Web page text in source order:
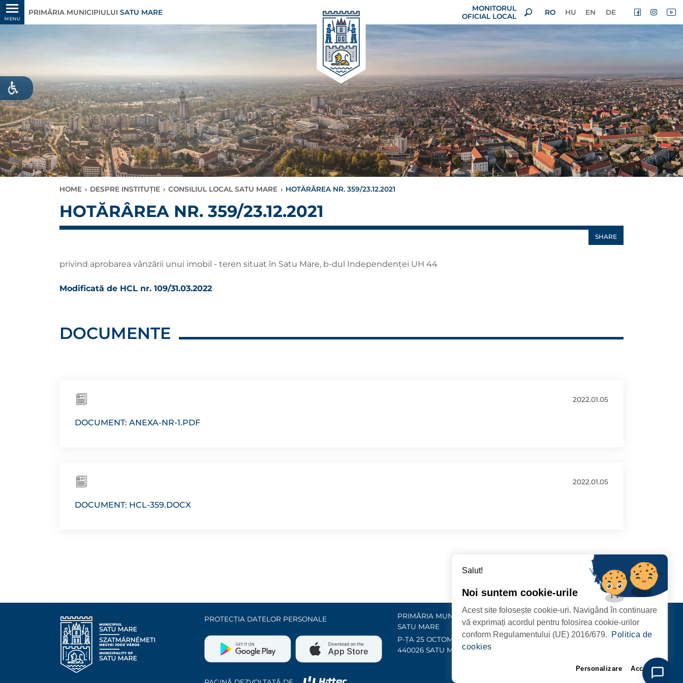
MENU
PRIMĂRIA MUNICIPIULUI SATU MARE
MONITORUL
OFICIAL LOCAL
RO HU EN DE
HOME › DESPRE INSTITUȚIE › CONSILIUL LOCAL SATU MARE › HOTĂRÂREA NR. 359/23.12.2021
HOTĂRÂREA NR. 359/23.12.2021
SHARE
privind aprobarea vânzării unui imobil - teren situat în Satu Mare, b-dul Independenței UH 44
Modificată de HCL nr. 109/31.03.2022
DOCUMENTE
2022.01.05
DOCUMENT: ANEXA-NR-1.PDF
2022.01.05
DOCUMENT: HCL-359.DOCX
PROTECȚIA DATELOR PERSONALE
PRIMĂRIA MUNICIPIULUI
SATU MARE
P-ȚA 25 OCTOMBRIE, NR. 1 CORP M,
440026 SATU MARE
Contact
URMĂRIȚI-NE
Salut!
Noi suntem cookie-urile
Acest site folosește cookie-uri. Navigând în continuare
vă exprimați acordul pentru folosirea cookie-urilor
conform Regulamentului (UE) 2016/679.
Politica de
cookies
Personalizare Accept